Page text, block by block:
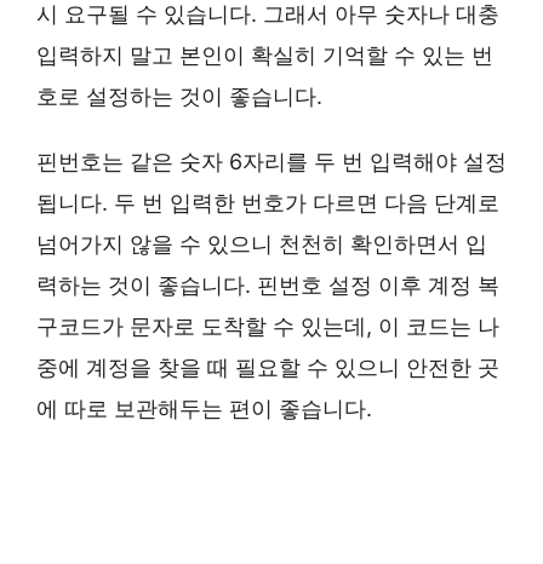
시 요구될 수 있습니다. 그래서 아무 숫자나 대충
입력하지 말고 본인이 확실히 기억할 수 있는 번
호로 설정하는 것이 좋습니다.
핀번호는 같은 숫자 6자리를 두 번 입력해야 설정
됩니다. 두 번 입력한 번호가 다르면 다음 단계로
넘어가지 않을 수 있으니 천천히 확인하면서 입
력하는 것이 좋습니다. 핀번호 설정 이후 계정 복
구코드가 문자로 도착할 수 있는데, 이 코드는 나
중에 계정을 찾을 때 필요할 수 있으니 안전한 곳
에 따로 보관해두는 편이 좋습니다.